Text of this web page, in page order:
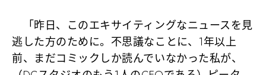
「昨日、このエキサイティングなニュースを見
逃した方のために。不思議なことに、1年以上
前、まだコミックしか読んでいなかった私が、